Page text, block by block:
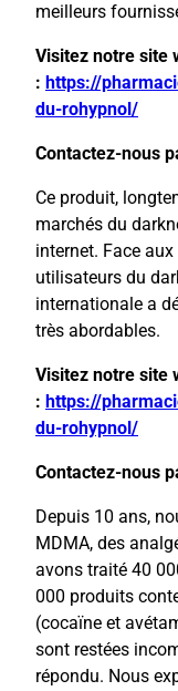
meilleurs
Visitez notre site
: https://
du-rohypnol/
Contactez-nous
Ce produit,
marchés du
internet. Face
utilisateurs du
internationale a
très abordables.
Visitez notre site
: https://
du-rohypnol/
Contactez-nous
Depuis 10 ans,
MDMA, des
avons traité 40
000 produits
(cocaïne et
sont restées
répondu. Nous